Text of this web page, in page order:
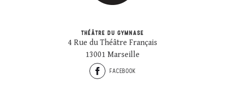
THÉÂTRE DU GYMNASE
4 Rue du Théâtre Français
13001 Marseille
FACEBOOK